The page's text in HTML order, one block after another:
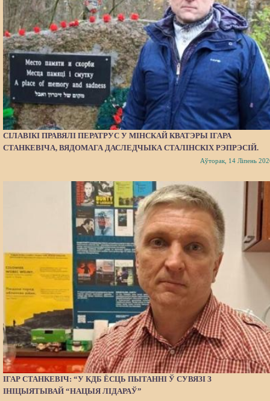
СІЛАВІКІ ПРАВЯЛІ ПЕРАТРУС У МІНСКАЙ КВАТЭРЫ ІГАРА
СТАНКЕВІЧА, ВЯДОМАГА ДАСЛЕДЧЫКА СТАЛІНСКІХ РЭПРЭСІЙ.
Аўторак, 14 Ліпень
ІГАР СТАНКЕВІЧ: “У КДБ ЁСЦЬ ПЫТАННІ Ў СУВЯЗІ З
ІНІЦЫЯТЫВАЙ “НАЦЫЯ ЛІДАРАЎ”